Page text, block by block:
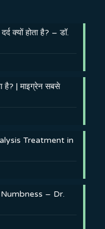
क्यों होता है? – डॉ.
| माइग्रेन सबसे
Treatment in
– Dr.